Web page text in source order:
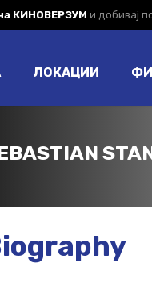
КИНОВЕРЗУМ и добивај
ЛОКАЦИИ